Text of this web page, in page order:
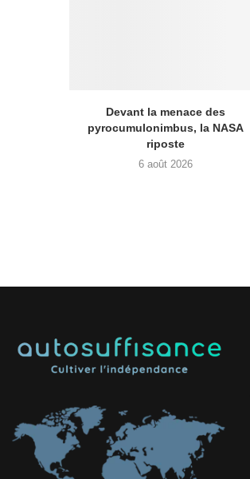
Devant la menace des
pyrocumulonimbus, la NASA
riposte
6 août 2026